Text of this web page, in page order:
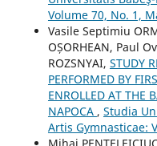
Volume 70, No. 1,
Vasile Septimiu
OȘORHEAN, Paul
ROZSNYAI, STUDY
PERFORMED BY
ENROLLED AT THE
NAPOCA , Studia
Artis Gymnasticae: